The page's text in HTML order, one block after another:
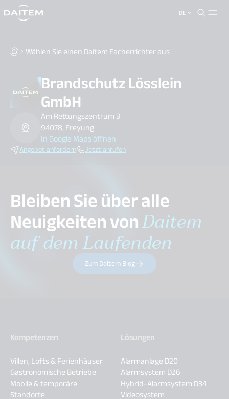
DE
search.label
Wählen Sie einen Daitem Facherrichter aus
Brandschutz Lösslein
GmbH
Am Rettungszentrum 3
94078, Freyung
In Google Maps öffnen
Angebot anfordern Jetzt anrufen
Bleiben Sie über alle
Neuigkeiten vonDaitem
auf dem Laufenden
Zum Daitem Blog
Kompetenzen
Villen, Lofts & Ferienhäuser
Gastronomische Betriebe
Mobile & temporäre
Standorte
Lösungen
Alarmanlage D20
Alarmsystem D26
Hybrid-Alarmsystem D34
Videosystem